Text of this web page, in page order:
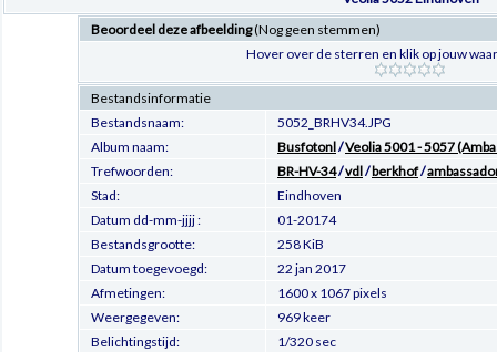
Beoordeel deze afbeelding(Nog geen stemmen)
Hover over de sterren en klik op jouw
Bestandsinformatie
Bestandsnaam:
5052_BRHV34.JPG
Album naam:
Busfotonl/Veolia 5001 - 5057
Trefwoorden:
BR-HV-34/vdl/berkhof/
Stad:
Eindhoven
Datum dd-mm-jjjj :
01-20174
Bestandsgrootte:
258 KiB
Datum toegevoegd:
22 jan 2017
Afmetingen:
1600 x 1067 pixels
Weergegeven:
969 keer
Belichtingstijd:
1/320 sec